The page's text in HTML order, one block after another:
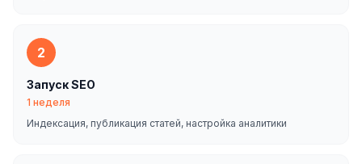
2
Запуск SEO
1 неделя
Индексация, публикация статей, настройка аналитики